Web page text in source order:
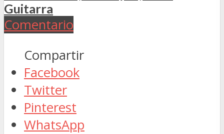
Guitarra
Comentario
Compartir
Facebook
Twitter
Pinterest
WhatsApp